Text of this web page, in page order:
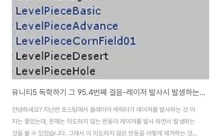
유니티5 독학하기 그 95.4번째 걸음-레이저 발사시 발생하는 진동의 제거
안녕하세요? 지난번 포스팅에서 플레이어 캐릭터가 레이져를 발사하는 것 까
지는 좋았는데, 문제는 의도하지 않는 반동이 레이져를 발사 하면서 발생하는
것을 볼 수 있었습니다. 그래서 이 의도하지 않은 반동을 어떻게 제거하는 것이